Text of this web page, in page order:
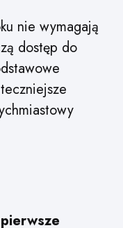
nie wymagają
dostęp do